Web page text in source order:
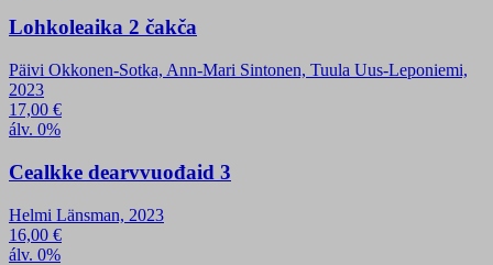
Lohkoleaika 2 čakča
Päivi Okkonen-Sotka, Ann-Mari Sintonen, Tuula Uus-Leponiemi,
2023
17,00 €
álv. 0%
Cealkke dearvvuođaid 3
Helmi Länsman, 2023
16,00 €
álv. 0%